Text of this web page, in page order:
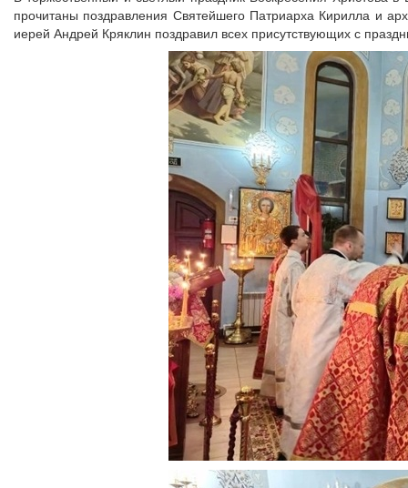
прочитаны поздравления Святейшего Патриарха Кирилла и
иерей Андрей Кряклин поздравил всех присутствующих с